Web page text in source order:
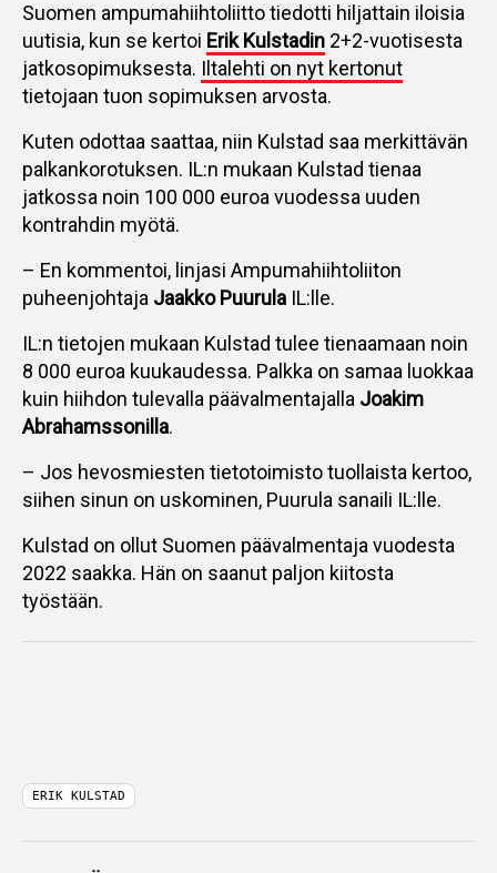
Suomen ampumahiihtoliitto tiedotti hiljattain iloisia
uutisia, kun se kertoi Erik Kulstadin 2+2-vuotisesta
jatkosopimuksesta. Iltalehti on nyt kertonut
tietojaan tuon sopimuksen arvosta.
Kuten odottaa saattaa, niin Kulstad saa merkittävän
palkankorotuksen. IL:n mukaan Kulstad tienaa
jatkossa noin 100 000 euroa vuodessa uuden
kontrahdin myötä.
– En kommentoi, linjasi Ampumahiihtoliiton
puheenjohtaja Jaakko Puurula IL:lle.
IL:n tietojen mukaan Kulstad tulee tienaamaan noin
8 000 euroa kuukaudessa. Palkka on samaa luokkaa
kuin hiihdon tulevalla päävalmentajalla Joakim
Abrahamssonilla.
– Jos hevosmiesten tietotoimisto tuollaista kertoo,
siihen sinun on uskominen, Puurula sanaili IL:lle.
Kulstad on ollut Suomen päävalmentaja vuodesta
2022 saakka. Hän on saanut paljon kiitosta
työstään.
ERIK KULSTAD